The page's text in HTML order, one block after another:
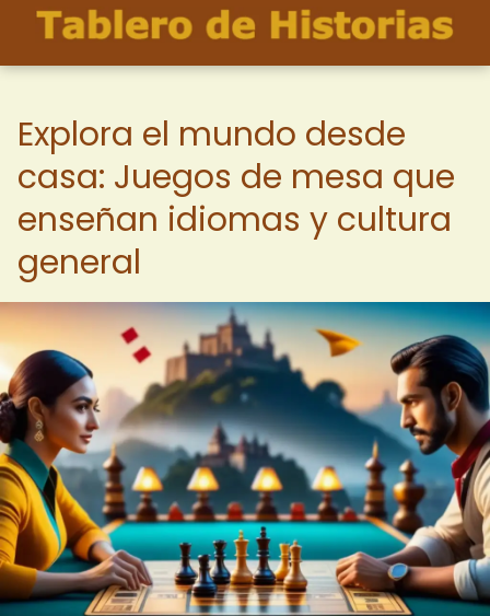
Explora el mundo desde
casa: Juegos de mesa que
enseñan idiomas y cultura
general